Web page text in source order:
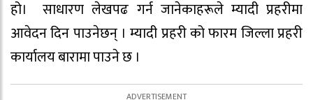
हो। साधारण लेखपढ गर्न जानेकाहरूले म्यादी प्रहरीमा
आवेदन दिन पाउनेछन् । म्यादी प्रहरी को फारम जिल्ला प्रहरी
कार्यालय बारामा पाउने छ ।